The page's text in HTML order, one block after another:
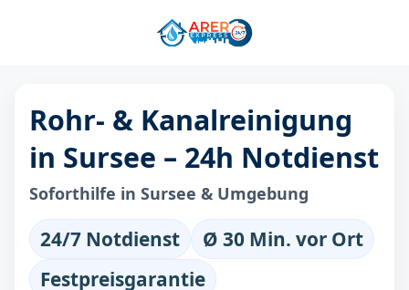
Rohr- & Kanalreinigung
in Sursee – 24h Notdienst
Soforthilfe in Sursee & Umgebung
24/7 Notdienst
Ø 30 Min. vor Ort
Festpreisgarantie